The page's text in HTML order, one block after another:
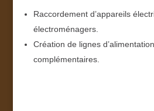
Raccordement d’appareils
électroménagers.
Création de lignes
complémentaires.